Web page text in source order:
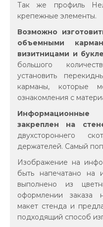
Так же профиль
крепежные элементы.
Возможно
объемными
визитницами и
большого
установить
карманы, которые
ознакомления с
закреплен на
двухстороннего
держателей. Самый
Изображение на
быть напечатано на
выполнено из
оформлении заказа
макет стенда и
подходящий способ